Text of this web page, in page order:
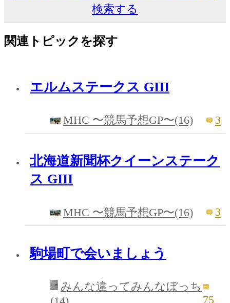
検索する
関連トピックを探す
エルムステークス GIII
MHC 〜競馬予想GP〜(16) 3
北海道新聞杯クイーンステーク
ス GIII
MHC 〜競馬予想GP〜(16) 3
駒場町で会いましょう
みんな違ってみんなぼっち
75